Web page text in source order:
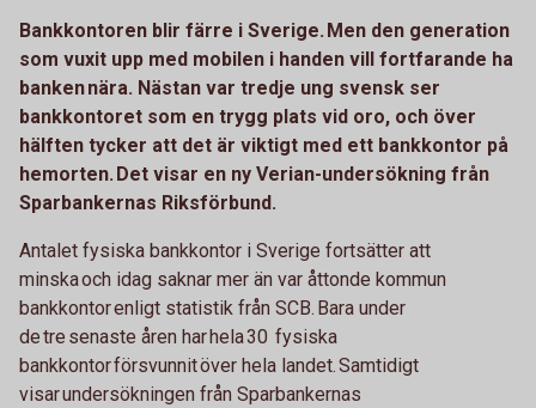
Bankkontoren blir färre i Sverige. Men den generation
som vuxit upp med mobilen i handen vill fortfarande ha
banken nära. Nästan var tredje ung svensk ser
bankkontoret som en trygg plats vid oro, och över
hälften tycker att det är viktigt med ett bankkontor på
hemorten. Det visar en ny Verian-undersökning från
Sparbankernas Riksförbund.
Antalet fysiska bankkontor i Sverige fortsätter att
minska och idag saknar mer än var åttonde kommun
bankkontor enligt statistik från SCB. Bara under
de tre senaste åren har hela 30 fysiska
bankkontor försvunnit över hela landet. Samtidigt
visar undersökningen från Sparbankernas